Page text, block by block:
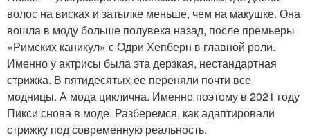
волос на висках и затылке меньше, чем на макушке. Она
вошла в моду больше полувека назад, после премьеры
«Римских каникул» с Одри Хепберн в главной роли.
Именно у актрисы была эта дерзкая, нестандартная
стрижка. В пятидесятых ее переняли почти все
модницы. А мода циклична. Именно поэтому в 2021 году
Пикси снова в моде. Разберемся, как адаптировали
стрижку под современную реальность.